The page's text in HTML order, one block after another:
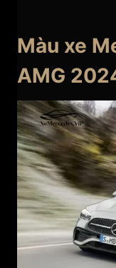
Màu xe
AMG